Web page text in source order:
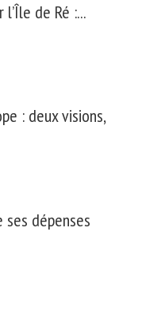
de Ré :...
: deux visions,
ses dépenses